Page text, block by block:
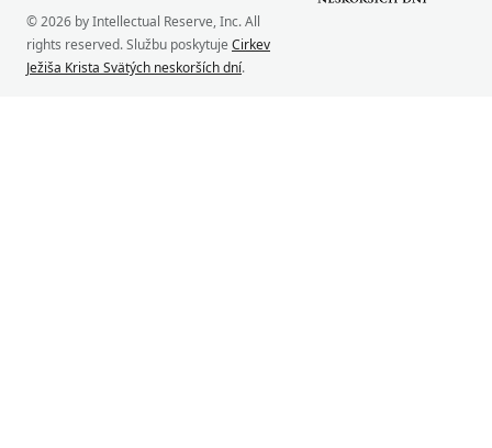
© 2026 by Intellectual Reserve, Inc. All
rights reserved. Službu poskytuje Cirkev
Ježiša Krista Svätých neskorších dní.